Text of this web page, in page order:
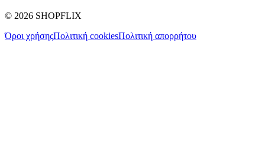
© 2026 SHOPFLIX
Όροι χρήσηςΠολιτική cookiesΠολιτική απορρήτου